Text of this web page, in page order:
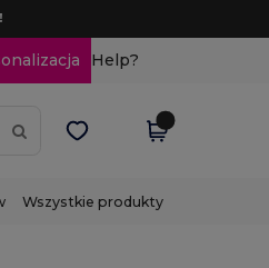
Help?
Wszystkie produkty